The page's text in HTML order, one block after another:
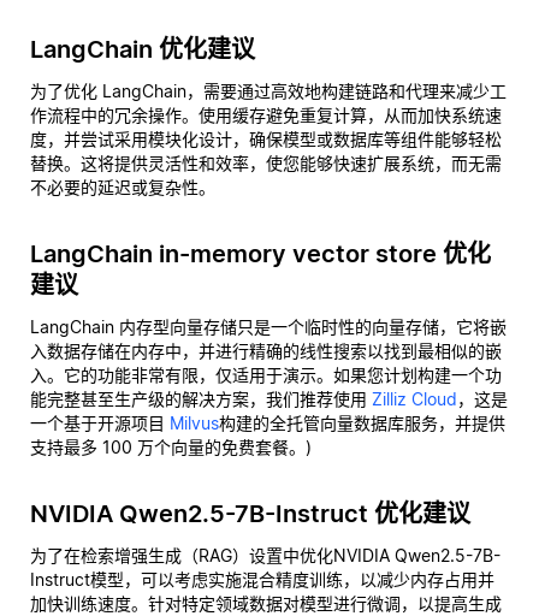
LangChain 优化建议
为了优化 LangChain，需要通过高效地构建链路和代理来减少工
作流程中的冗余操作。使用缓存避免重复计算，从而加快系统速
度，并尝试采用模块化设计，确保模型或数据库等组件能够轻松
替换。这将提供灵活性和效率，使您能够快速扩展系统，而无需
不必要的延迟或复杂性。
LangChain in-memory vector store 优化
建议
LangChain 内存型向量存储只是一个临时性的向量存储，它将嵌
入数据存储在内存中，并进行精确的线性搜索以找到最相似的嵌
入。它的功能非常有限，仅适用于演示。如果您计划构建一个功
能完整甚至生产级的解决方案，我们推荐使用 Zilliz Cloud，这是
一个基于开源项目 Milvus构建的全托管向量数据库服务，并提供
支持最多 100 万个向量的免费套餐。)
NVIDIA Qwen2.5-7B-Instruct 优化建议
为了在检索增强生成（RAG）设置中优化NVIDIA Qwen2.5-7B-
Instruct模型，可以考虑实施混合精度训练，以减少内存占用并
加快训练速度。针对特定领域数据对模型进行微调，以提高生成